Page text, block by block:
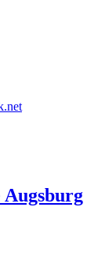
Augsburg